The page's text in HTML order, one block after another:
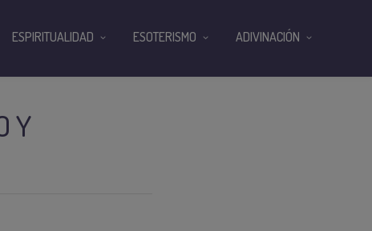
Y
ESPIRITUALIDAD ESOTERISMO ADIVINACIÓN